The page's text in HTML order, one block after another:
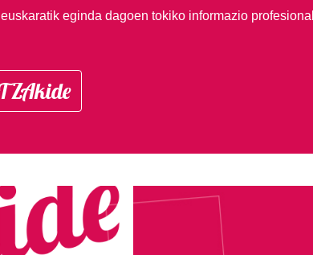
eginda dagoen tokiko informazio